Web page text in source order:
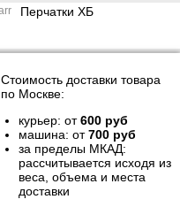
Перчатки ХБ
Стоимость доставки товара
по Москве:
курьер: от600 руб
машина: от700 руб
за пределы МКАД:
рассчитывается исходя из
веса, объема и места
доставки